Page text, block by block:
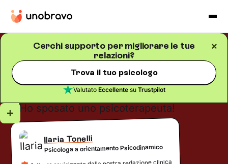
Cerchi supporto per migliorare le tue
relazioni?
Trova il tuo psicologo
Valutato Eccellentesu Trustpilot
minuti di lettura
Ho sposato uno
psicoterapeuta!
Ilaria Tonelli
Psicologa a orientamento Psicodinamico